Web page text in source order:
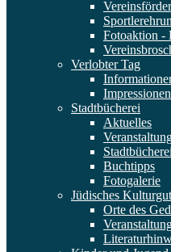
Fotoaktion -
Verlobter Tag
Impressionen
Stadtbücherei
Aktuelles
Buchtipps
Fotogalerie
Jüdisches Kulturgut
Orte des